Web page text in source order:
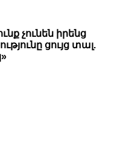
չունեն իրենց
ցույց տալ.